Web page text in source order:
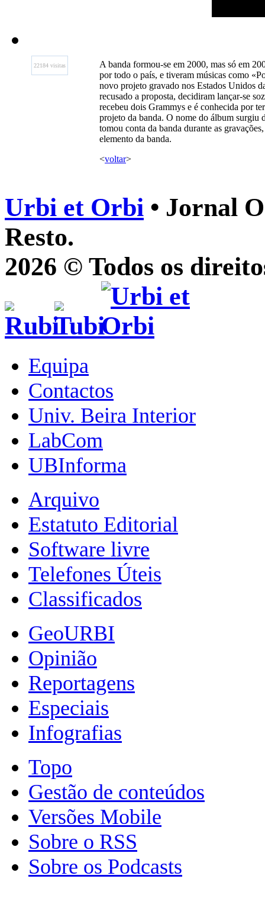
22184 visitas
A banda formou-se em 2000, mas só em
por todo o país, e tiveram músicas como
novo projeto gravado nos Estados Unidos
recusado a proposta, decidiram lançar-se
recebeu dois Grammys e é conhecida por
projeto da banda. O nome do álbum surgiu
tomou conta da banda durante as
elemento da banda.
<voltar>
Urbi et Orbi • Jornal
Resto.
2026 © Todos os
Equipa
Contactos
Univ. Beira Interior
LabCom
UBInforma
Arquivo
Estatuto Editorial
Software livre
Telefones Úteis
Classificados
GeoURBI
Opinião
Reportagens
Especiais
Infografias
Topo
Gestão de conteúdos
Versões Mobile
Sobre o RSS
Sobre os Podcasts